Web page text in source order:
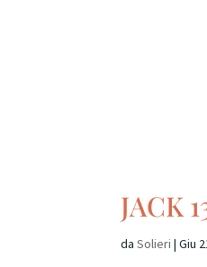
JACK
daSolieri |Giu